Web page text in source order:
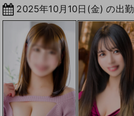
2025年10月10日(金) の出勤